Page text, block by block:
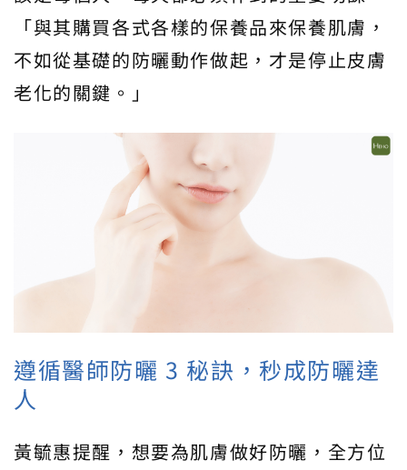
「與其購買各式各樣的保養品來保養肌膚，
不如從基礎的防曬動作做起，才是停止皮膚
老化的關鍵。」
遵循醫師防曬 3 秘訣，秒成防曬達
人
黃毓惠提醒，想要為肌膚做好防曬，全方位